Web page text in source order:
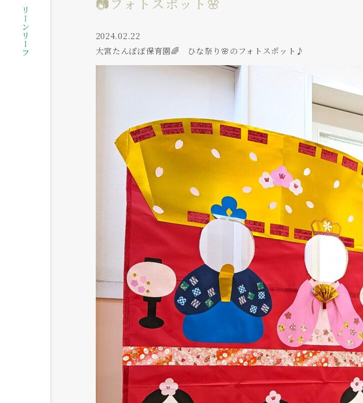
2024.02.22
大宮たんぽぽ保育園🌈 ひな祭り🌸のフォトスポット♪